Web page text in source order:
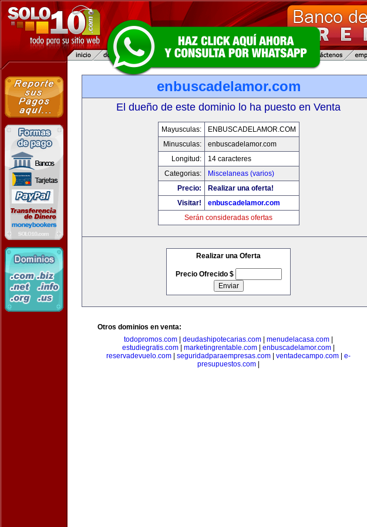
enbuscadelamor.com
El dueño de este dominio lo ha puesto en Venta
Mayusculas:
ENBUSCADELAMOR.COM
Minusculas:
enbuscadelamor.com
Longitud:
14 caracteres
Categorias:
Miscelaneas (varios)
Precio:
Realizar una oferta!
Visitar!
enbuscadelamor.com
Serán consideradas ofertas
Realizar una Oferta
Precio Ofrecido $
Otros dominios en venta:
todopromos.com
deudashipotecarias.com menudelacasa.com
estudiegratis.com
marketingrentable.com enbuscadelamor.com
reservadevuelo.com
seguridadparaempresas.com ventadecampo.com
e-
presupuestos.com